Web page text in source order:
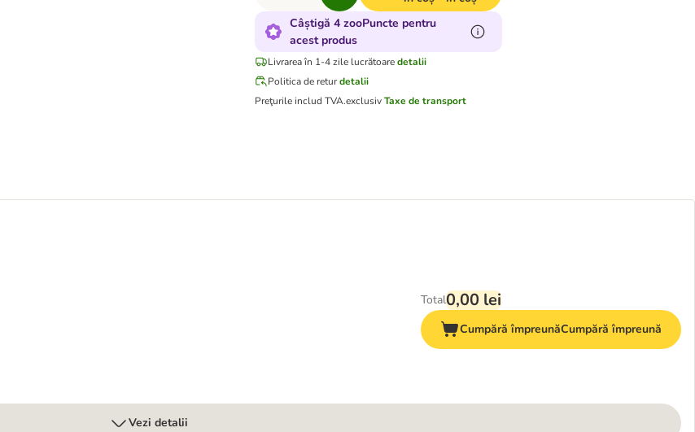
Câștigă 4 zooPuncte pentru
acest produs
Livrarea în 1-4 zile lucrătoare detalii
Politica de retur detalii
Preţurile includ TVA.exclusivTaxe de transport
Total0,00 lei
Cumpără împreunăCumpără împreună
Vezi detalii